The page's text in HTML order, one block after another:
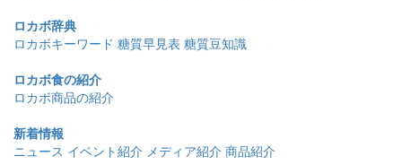
ロカボ辞典
ロカボキーワード 糖質早見表 糖質豆知識
ロカボ食の紹介
ロカボ商品の紹介
新着情報
ニュース イベント紹介 メディア紹介 商品紹介